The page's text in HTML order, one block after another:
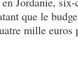
que le
mille euros